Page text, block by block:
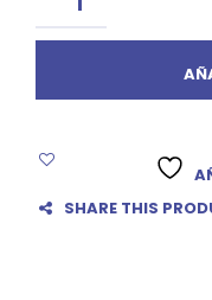
SHARE THIS